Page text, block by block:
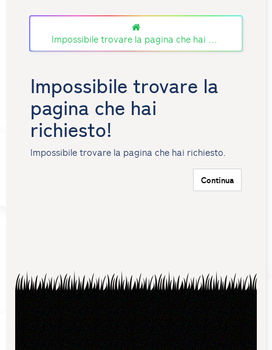
Impossibile trovare la pagina che hai richiesto!
Impossibile trovare la
pagina che hai
richiesto!
Impossibile trovare la pagina che hai richiesto.
Continua